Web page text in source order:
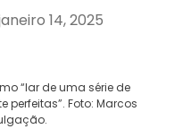
14, 2025
“lar de uma série de
Foto: Marcos